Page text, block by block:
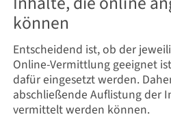
können
Entscheidend ist, ob der
Online-Vermittlung geeignet
dafür eingesetzt werden.
abschließende Auflistung der
vermittelt werden können.